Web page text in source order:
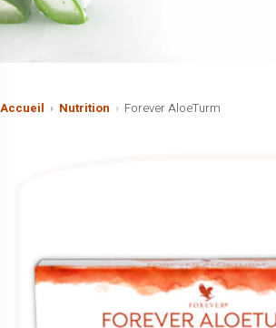
Accueil Nutrition Forever AloeTurm